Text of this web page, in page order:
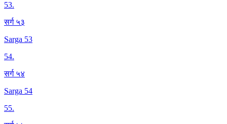
53.
सर्ग ५३
Sarga 53
54.
सर्ग ५४
Sarga 54
55.